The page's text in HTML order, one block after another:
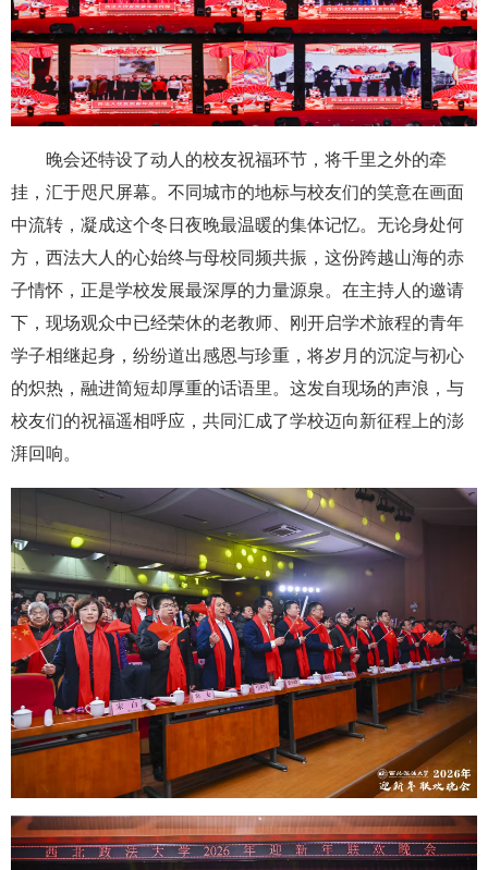
晚会还特设了动人的校友祝福环节，将千里之外的牵
挂，汇于咫尺屏幕。不同城市的地标与校友们的笑意在画面
中流转，凝成这个冬日夜晚最温暖的集体记忆。无论身处何
方，西法大人的心始终与母校同频共振，这份跨越山海的赤
子情怀，正是学校发展最深厚的力量源泉。在主持人的邀请
下，现场观众中已经荣休的老教师、刚开启学术旅程的青年
学子相继起身，纷纷道出感恩与珍重，将岁月的沉淀与初心
的炽热，融进简短却厚重的话语里。这发自现场的声浪，与
校友们的祝福遥相呼应，共同汇成了学校迈向新征程上的澎
湃回响。